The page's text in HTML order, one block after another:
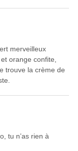
merveilleux
orange confite,
trouve la crème de
tu n’as rien à